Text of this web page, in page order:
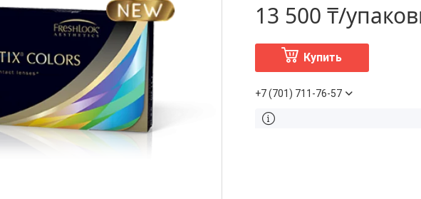
13 500 ₸/
Купить
+7 (701) 711-76-57